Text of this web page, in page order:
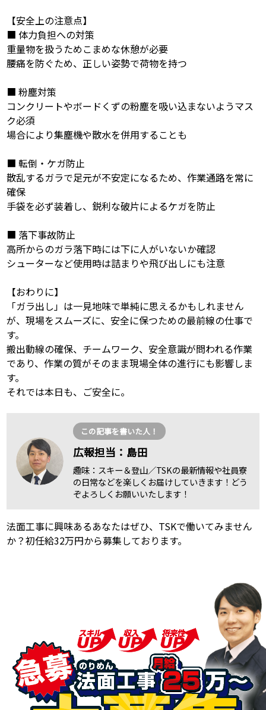
【安全上の注意点】
■ 体力負担への対策
重量物を扱うためこまめな休憩が必要
腰痛を防ぐため、正しい姿勢で荷物を持つ
■ 粉塵対策
コンクリートやボードくずの粉塵を吸い込まないようマス
ク必須
場合により集塵機や散水を併用することも
■ 転倒・ケガ防止
散乱するガラで足元が不安定になるため、作業通路を常に
確保
手袋を必ず装着し、鋭利な破片によるケガを防止
■ 落下事故防止
高所からのガラ落下時には下に人がいないか確認
シューターなど使用時は詰まりや飛び出しにも注意
【おわりに】
「ガラ出し」は一見地味で単純に思えるかもしれません
が、現場をスムーズに、安全に保つための最前線の仕事で
す。
搬出動線の確保、チームワーク、安全意識が問われる作業
であり、作業の質がそのまま現場全体の進行にも影響しま
す。
それでは本日も、ご安全に。
この記事を書いた人！
広報担当：島田
趣味：スキー＆登山／TSKの最新情報や社員寮
の日常などを楽しくお届けしていきます！どう
ぞよろしくお願いいたします！
法面工事に興味あるあなたはぜひ、TSKで働いてみません
か？初任給32万円から募集しております。